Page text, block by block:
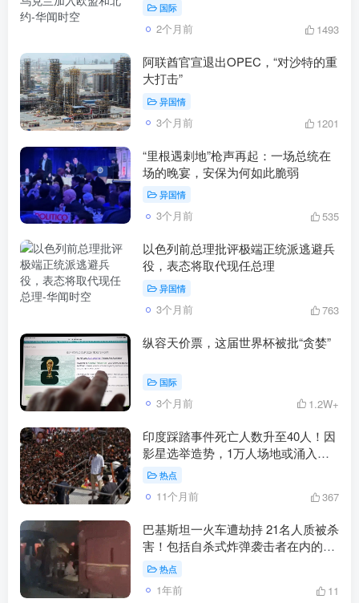
国际
2个月前 1493
阿联酋官宣退出OPEC，“对沙特的重
大打击”
异国情
3个月前 1201
“里根遇刺地”枪声再起：一场总统在
场的晚宴，安保为何如此脆弱
异国情
3个月前 535
以色列前总理批评极端正统派逃避兵
役，表态将取代现任总理
异国情
3个月前 763
纵容天价票，这届世界杯被批“贪婪”
国际
3个月前 1.2W+
印度踩踏事件死亡人数升至40人！因
影星选举造势，1万人场地或涌入近3
万人热点
11个月前 367
巴基斯坦一火车遭劫持 21名人质被杀
害！包括自杀式炸弹袭击者在内的33
名恐怖分子被打死
热点
1年前 11